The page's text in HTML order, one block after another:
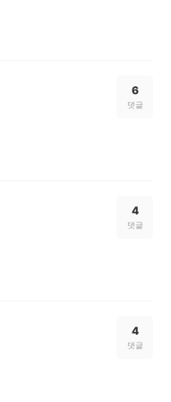
6
댓글
4
댓글
4
댓글